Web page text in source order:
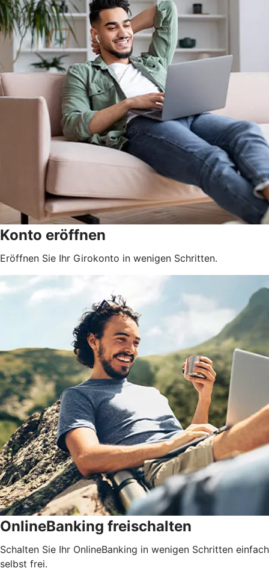
Konto eröffnen
Eröffnen Sie Ihr Girokonto in wenigen Schritten.
OnlineBanking freischalten
Schalten Sie Ihr OnlineBanking in wenigen Schritten einfach
selbst frei.